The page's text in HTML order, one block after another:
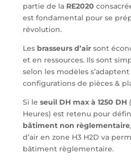
partie de la RE2020
est fondamental pour se
révolution.
Les brasseurs d’airsont
et en ressources. Ils sont
selon les modèles
configurations de pièces &
Si le seuil DH max à 1250 DH
Heures) est retenu pour
bâtiment non règlementaire
d’air en zone H3 H2D va
bâtiment règlementaire.